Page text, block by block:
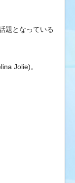
題となっている
Jolie)。